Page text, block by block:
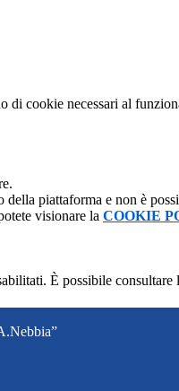
di cookie necessari al
piattaforma e non è
visionare la COOKIE
È possibile